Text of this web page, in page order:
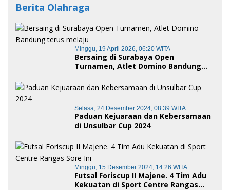
Berita Olahraga
Minggu, 19 April 2026, 06:20 WITA
Bersaing di Surabaya Open
Turnamen, Atlet Domino Bandung
Selasa, 24 Desember 2024, 08:39 WITA
Paduan Kejuaraan dan Kebersamaan
di Unsulbar Cup 2024
Minggu, 15 Desember 2024, 14:26 WITA
Futsal Foriscup II Majene. 4 Tim Adu
Kekuatan di Sport Centre Rangas